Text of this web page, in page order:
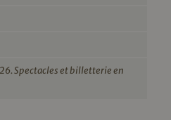
Spectacles et billetterie en